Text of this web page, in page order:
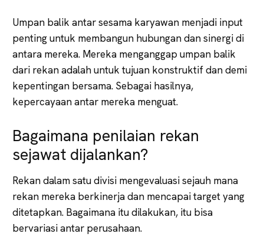
Umpan balik antar sesama karyawan menjadi input
penting untuk membangun hubungan dan sinergi di
antara mereka. Mereka menganggap umpan balik
dari rekan adalah untuk tujuan konstruktif dan demi
kepentingan bersama. Sebagai hasilnya,
kepercayaan antar mereka menguat.
Bagaimana penilaian rekan
sejawat dijalankan?
Rekan dalam satu divisi mengevaluasi sejauh mana
rekan mereka berkinerja dan mencapai target yang
ditetapkan. Bagaimana itu dilakukan, itu bisa
bervariasi antar perusahaan.